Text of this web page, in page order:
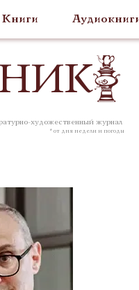
Книги
художественный журнал
* от дня недели и погоды